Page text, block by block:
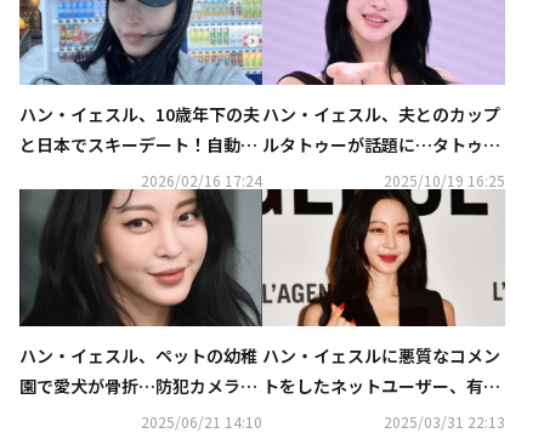
ハン・イェスル、10歳年下の夫
と日本でスキーデート！自動販
売機の前で自撮りも2026/02/16 17:24
ハン・イェスル、夫とのカップ
ルタトゥーが話題に…タトゥー
施術が韓国で約33年ぶりに合法
化
2025/10/19 16:25
ハン・イェスル、ペットの幼稚
園で愛犬が骨折…防犯カメラで
状況を確認「回復を切に願う」
2025/06/21 14:10
ハン・イェスルに悪質なコメン
トをしたネットユーザー、有罪
から無罪へ逆転「悪意的とは断
2025/03/31 22:13